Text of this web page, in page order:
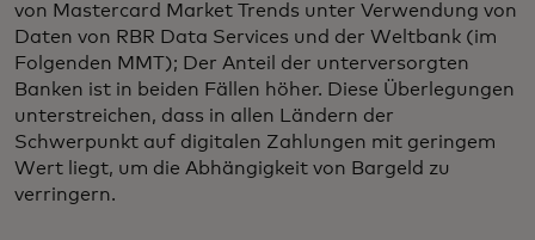
von Mastercard Market Trends unter Verwendung von
Daten von RBR Data Services und der Weltbank (im
Folgenden MMT); Der Anteil der unterversorgten
Banken ist in beiden Fällen höher. Diese Überlegungen
unterstreichen, dass in allen Ländern der
Schwerpunkt auf digitalen Zahlungen mit geringem
Wert liegt, um die Abhängigkeit von Bargeld zu
verringern.